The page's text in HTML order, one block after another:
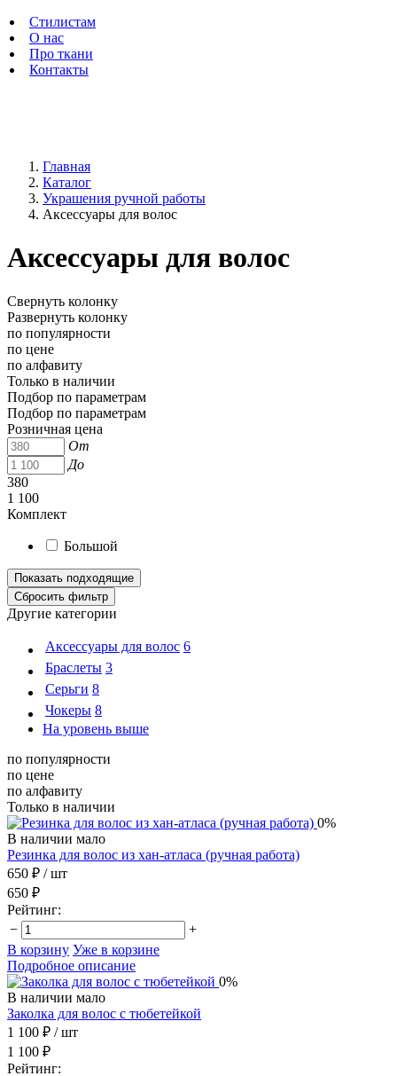
Стилистам
О нас
Про ткани
Контакты
Главная
Каталог
Украшения ручной работы
Аксессуары для волос
Аксессуары для волос
Свернуть колонку
Развернуть колонку
по популярности
по цене
по алфавиту
Только в наличии
Подбор по параметрам
Подбор по параметрам
Розничная цена
От
До
380
1 100
Комплект
Большой
Другие категории
Аксессуары для волос 6
Браслеты 3
Серьги 8
Чокеры 8
На уровень выше
по популярности
по цене
по алфавиту
Только в наличии
0%
В наличии мало
Резинка для волос из хан-атласа (ручная работа)
650 ₽ / шт
650 ₽
Рейтинг:
−
+
В корзину Уже в корзине
Подробное описание
0%
В наличии мало
Заколка для волос с тюбетейкой
1 100 ₽ / шт
1 100 ₽
Рейтинг: